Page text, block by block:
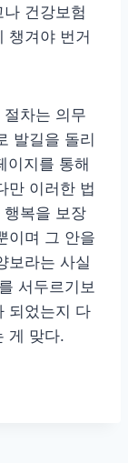
건강보험
챙겨야 번거
차는 의무
발길을 돌리
이지를 통해
만 이러한 법
복을 보장
이며 그 안을
보라는 사실
서두르기보
되었는지 다
게 맞다.